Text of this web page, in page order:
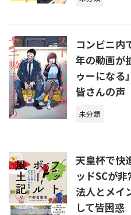
コンビニ内
年の動画が
ゥーになる
皆さんの声
未分類
天皇杯で快
ッドSCが
法人とメイ
して皆困惑